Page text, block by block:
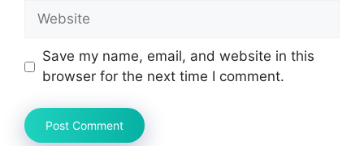
Website
Save my name, email, and website in this
browser for the next time I comment.